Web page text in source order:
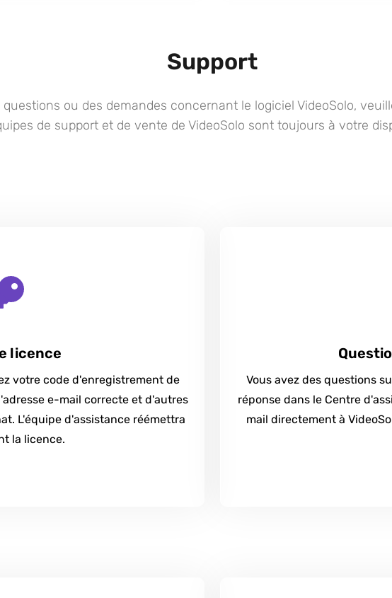
Support
ou des demandes concernant le logiciel VideoSolo,
de support et de vente de VideoSolo sont toujours à votre
licence
votre code d'enregistrement de
e-mail correcte et d'autres
L'équipe d'assistance réémettra
la licence.
Vous avez des questions
réponse dans le Centre
mail directement à